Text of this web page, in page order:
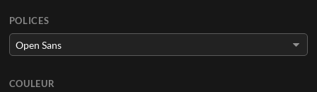
POLICES
COULEUR